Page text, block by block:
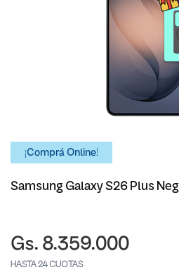
¡Comprá Online!
Samsung Galaxy S26 Plus
Gs. 8.359.000
HASTA 24 CUOTAS